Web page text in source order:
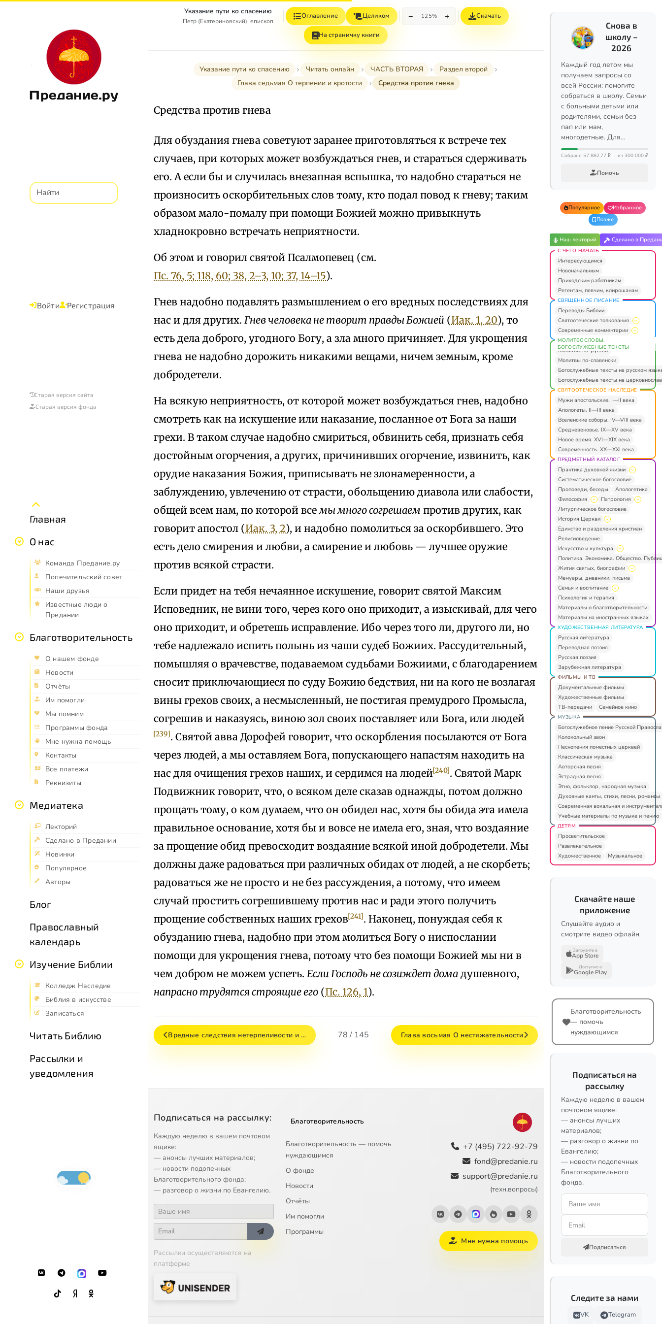
Предание.ру
Войти Регистрация
Старая версия сайта
Старая версия фонда
Главная
О нас
Команда Предание.ру
Попечительский совет
Наши друзья
Известные люди о
Предании
Благотворительность
О нашем фонде
Новости
Отчёты
Им помогли
Мы помним
Программы фонда
Мне нужна помощь
Контакты
Все платежи
Реквизиты
Медиатека
Лекторий
Сделано в Предании
Новинки
Популярное
Авторы
Блог
Православный
календарь
Изучение Библии
Колледж Наследие
Библия в искусстве
Записаться
Читать Библию
Рассылки и
уведомления
Указание пути ко спасению
Петр (Екатериновский), епископ
Оглавление Целиком − 125% + Скачать
На страничку книги
Указание пути ко спасению Читать онлайн ЧАСТЬ ВТОРАЯ
Раздел второй
Глава седьмая О терпении и кротости
Средства против гнева
Средства против гнева
Для обуздания гнева советуют заранее приготовляться к встрече тех
случаев, при которых может возбуждаться гнев, и стараться сдерживать
его. А если бы и случилась внезапная вспышка, то надобно стараться не
произносить оскорбительных слов тому, кто подал повод к гневу; таким
образом мало-помалу при помощи Божией можно привыкнуть
хладнокровно встречать неприятности.
Об этом и говорил святой Псалмопевец (см.
Пс. 76, 5; 118, 60; 38, 2–3, 10; 37, 14–15).
Гнев надобно подавлять размышлением о его вредных последствиях для
нас и для других. Гнев человека не творит правды Божией (Иак. 1, 20), то
есть дела доброго, угодного Богу, а зла много причиняет. Для укрощения
гнева не надобно дорожить никакими вещами, ничем земным, кроме
добродетели.
На всякую неприятность, от которой может возбуждаться гнев, надобно
смотреть как на искушение или наказание, посланное от Бога за наши
грехи. В таком случае надобно смириться, обвинить себя, признать себя
достойным огорчения, а других, причинивших огорчение, извинить, как
орудие наказания Божия, приписывать не злонамеренности, а
заблуждению, увлечению от страсти, обольщению диавола или слабости,
общей всем нам, по которой всемы много согрешаем против других, как
говорит апостол (Иак. 3, 2), и надобно помолиться за оскорбившего. Это
есть дело смирения и любви, а смирение и любовь — лучшее оружие
против всякой страсти.
Если придет на тебя нечаянное искушение, говорит святой Максим
Исповедник, не вини того, через кого оно приходит, а изыскивай, для чего
оно приходит, и обретешь исправление. Ибо через того ли, другого ли, но
тебе надлежало испить полынь из чаши судеб Божиих. Рассудительный,
помышляя о врачевстве, подаваемом судьбами Божиими, с благодарением
сносит приключающиеся по суду Божию бедствия, ни на кого не возлагая
вины грехов своих, а несмысленный, не постигая премудрого Промысла,
согрешив и наказуясь, виною зол своих поставляет или Бога, или людей
[239]. Святой авва Дорофей говорит, что оскорбления посылаются от Бога
через людей, а мы оставляем Бога, попускающего напастям находить на
нас для очищения грехов наших, и сердимся на людей[240]. Святой Марк
Подвижник говорит, что, о всяком деле сказав однажды, потом должно
прощать тому, о ком думаем, что он обидел нас, хотя бы обида эта имела
правильное основание, хотя бы и вовсе не имела его, зная, что воздаяние
за прощение обид превосходит воздаяние всякой иной добродетели. Мы
должны даже радоваться при различных обидах от людей, а не скорбеть;
радоваться же не просто и не без рассуждения, а потому, что имеем
случай простить согрешившему против нас и ради этого получить
прощение собственных наших грехов[241]. Наконец, понуждая себя к
обузданию гнева, надобно при этом молиться Богу о ниспослании
помощи для укрощения гнева, потому что без помощи Божией мы ни в
чем добром не можем успеть. Если Господь не созиждет дома душевного,
напрасно трудятся строящие его (Пс. 126, 1).
Вредные следствия нетерпеливости и … 78 / 145 Глава восьмая О нестяжательности
Подписаться на рассылку:
Каждую неделю в вашем почтовом
ящике:
— анонсы лучших материалов;
— новости подопечных
Благотворительного фонда;
— разговор о жизни по Евангелию.
Рассылки осуществляются на
платформе
Благотворительность
Благотворительность — помочь
нуждающимся
О фонде
Новости
Отчёты
Им помогли
Программы
+7 (495) 722-92-79
fond@predanie.ru
support@predanie.ru
(техн.вопросы)
Мне нужна помощь
Снова в
школу –
2026
Каждый год летом мы
получаем запросы со
всей России: помогите
собраться в школу. Семьи
с больными детьми или
родителями, семьи без
пап или мам,
многодетные. Для…
Собрано 57 882,77 ₽ из 300 000 ₽
Помочь
Популярное
Избранное
Позже
Наш лекторий Сделано в
С ЧЕГО НАЧАТЬ
Интересующимся
Новоначальным
Приходским работникам
Регентам, певчим, клирошанам
СВЯЩЕННОЕ ПИСАНИЕ
Переводы Библии
Святоотеческие толкования
Современные комментарии
МОЛИТВОСЛОВЫ.
БОГОСЛУЖЕБНЫЕ ТЕКСТЫ
Молитвы по-русски
Молитвы по-славянски
Богослужебные тексты на русском
Богослужебные тексты на
СВЯТООТЕЧЕСКОЕ НАСЛЕДИЕ
Мужи апостольские. I—II века
Апологеты. II—III века
Вселенские соборы. IV—VIII века
Средневековье. IX—XV века
Новое время. XVI—XIX века
Современность. XX—XXI века
ПРЕДМЕТНЫЙ КАТАЛОГ
Практика духовной жизни
Систематическое богословие
Проповеди, беседы
Апологетика
Философия
Патрология
Литургическое богословие
История Церкви
Единство и разделения христиан
Религиоведение
Искусство и культура
Политика. Экономика. Общество.
Жития святых, биографии
Мемуары, дневники, письма
Семья и воспитание
Психология и терапия
Материалы о благотворительности
Материалы на иностранных языках
ХУДОЖЕСТВЕННАЯ ЛИТЕРАТУРА
Русская литература
Переводная поэзия
Русская поэзия
Зарубежная литература
ФИЛЬМЫ И ТВ
Документальные фильмы
Художественные фильмы
ТВ-передачи
Семейное кино
МУЗЫКА
Богослужебное пение Русской
Колокольный звон
Песнопения поместных церквей
Классическая музыка
Авторская песня
Эстрадная песня
Этно, фольклор, народная музыка
Духовные канты, стихи, песни, романсы
Современная вокальная и
Учебные материалы по музыке и пению
ДЕТЯМ
Просветительское
Развлекательное
Художественное
Музыкальное
Скачайте наше
приложение
Слушайте аудио и
смотрите видео офлайн
Загрузите в
App Store
Доступно в
Google Play
Благотворительность
— помочь
нуждающимся
Подписаться на
рассылку
Каждую неделю в вашем
почтовом ящике:
— анонсы лучших
материалов;
— разговор о жизни по
Евангелию;
— новости подопечных
Благотворительного
фонда.
Подписаться
Следите за нами
VK Telegram